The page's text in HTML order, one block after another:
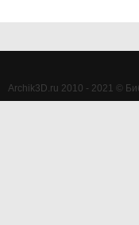
Archik3D.ru 2010 - 2021 ©